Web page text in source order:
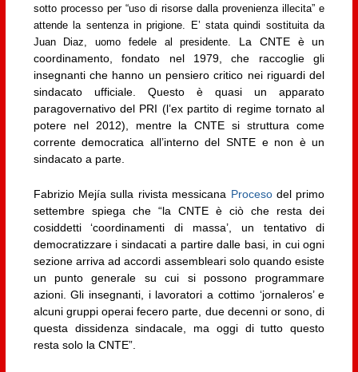
sotto processo per “uso di risorse dalla provenienza illecita” e
attende la sentenza in prigione. E’ stata quindi sostituita da
Juan Diaz, uomo fedele al presidente. La CNTE è un
coordinamento, fondato nel 1979, che raccoglie gli
insegnanti che hanno un pensiero critico nei riguardi del
sindacato ufficiale. Questo è quasi un apparato
paragovernativo del PRI (l’ex partito di regime tornato al
potere nel 2012), mentre la CNTE si struttura come
corrente democratica all’interno del SNTE e non è un
sindacato a parte.
Fabrizio Mejía sulla rivista messicana Procesodel primo
settembre spiega che “la CNTE è ciò che resta dei
cosiddetti ‘coordinamenti di massa’, un tentativo di
democratizzare i sindacati a partire dalle basi, in cui ogni
sezione arriva ad accordi assembleari solo quando esiste
un punto generale su cui si possono programmare
azioni. Gli insegnanti, i lavoratori a cottimo ‘jornaleros’ e
alcuni gruppi operai fecero parte, due decenni or sono, di
questa dissidenza sindacale, ma oggi di tutto questo
resta solo la CNTE”.